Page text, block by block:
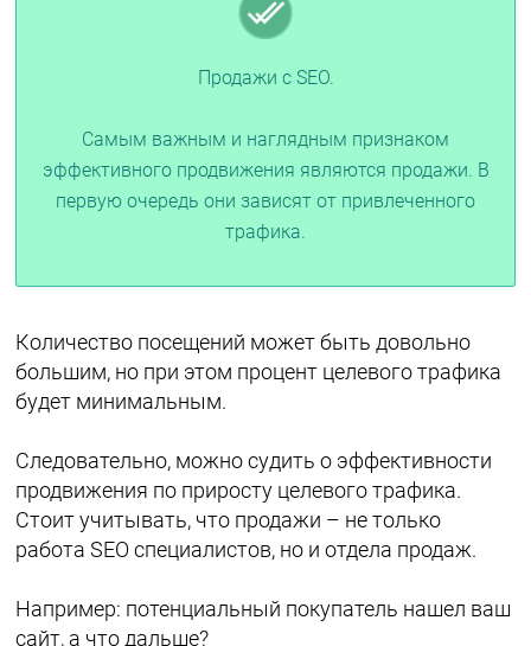
Продажи с SEO.
Самым важным и наглядным признаком
эффективного продвижения являются продажи. В
первую очередь они зависят от привлеченного
трафика.
Количество посещений может быть довольно
большим, но при этом процент целевого трафика
будет минимальным.
Следовательно, можно судить о эффективности
продвижения по приросту целевого трафика.
Стоит учитывать, что продажи – не только
работа SEO специалистов, но и отдела продаж.
Например: потенциальный покупатель нашел ваш
сайт, а что дальше?